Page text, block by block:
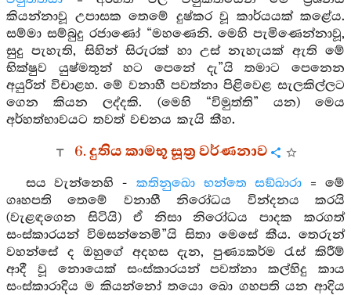
කියන්නාවූ උපාසක තෙමේ දුෂ්කර වූ කාර්යයක් කළේය.
සම්මා සම්බුදු රජාණෝ “මහණෙනි. මෙහි පැමිණෙන්නාවූ,
සුදු පැහැති, සිහින් සිරුරක් හා උස් නැහැයක් ඇති මේ
භික්ෂුව යුෂ්මතුන් හට පෙනේ දැ”යි තමාට පෙනෙන
අයුරින් විචාළහ. මේ වනාහී පවත්නා පිළිවෙළ සැලකිල්ලට
ගෙන කියන ලද්දකි. (මෙහි “විමුත්ති” යන) මෙය
අර්හත්භාවයට තවත් වචනය කැයි කීහ.
6. දුතිය කාමභූ සූත්‍ර වර්ණනාව
සය වැන්නෙහි - කතිනුඛො භන්තෙ සඞ්ඛාරා = මේ
ගෘහපති තෙමේ වනාහී නිරෝධය වින්දනය කරයි
(වැළඳගෙන සිටියි) ඒ නිසා නිරෝධය පාදක කරගත්
සංස්කාරයන් විමසන්නෙමි”යි සිතා මෙසේ කීය. තෙරුන්
වහන්සේ ද ඔහුගේ අදහස දැන, පුණ්‍යකර්ම රැස් කිරීම්
ආදී වූ නොයෙක් සංස්කාරයන් පවත්නා කල්හිදු කාය
සංස්කාරාදිය ම කියන්නෝ තයො ඛො ගහපති යන ආදිය